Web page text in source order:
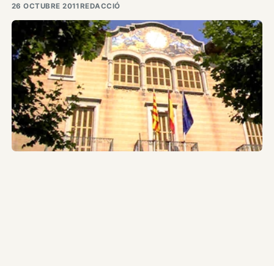
26 OCTUBRE 2011REDACCIÓ